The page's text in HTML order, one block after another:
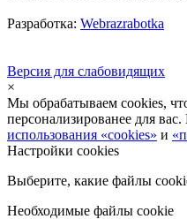
Разработка: Webrazrabotka
Версия для слабовидящих
×
Мы обрабатываем cookies,
персонализированее для
использования «cookies» и
Настройки cookies
Выберите, какие файлы
Необходимые файлы cookie